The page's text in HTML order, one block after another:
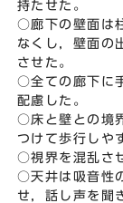
持たせた。
○廊下の壁面は
なくし，壁面の
させた。
○全ての廊下に
配慮した。
○床と壁との境
つけて歩行しや
○視界を混乱さ
○天井は吸音性
せ，話し声を聞